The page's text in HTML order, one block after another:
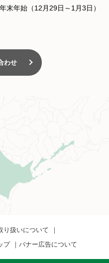
末年始（12月29日～1月3日）
わせ
り扱いについて
プ バナー広告について